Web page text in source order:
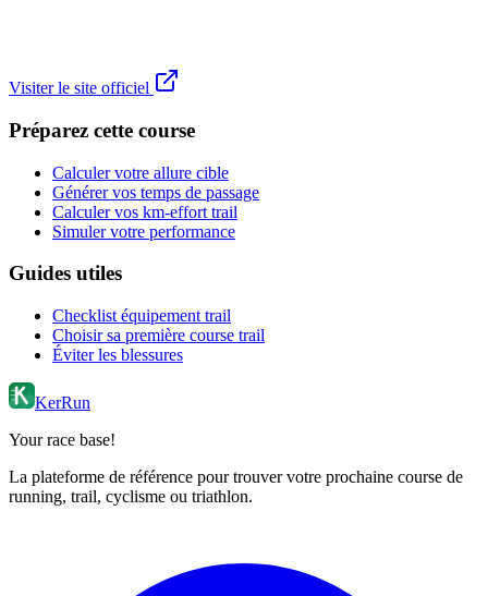
Visiter le site officiel
Préparez cette course
Calculer votre allure cible
Générer vos temps de passage
Calculer vos km-effort trail
Simuler votre performance
Guides utiles
Checklist équipement trail
Choisir sa première course trail
Éviter les blessures
KerRun
Your race base!
La plateforme de référence pour trouver votre prochaine course de
running, trail, cyclisme ou triathlon.